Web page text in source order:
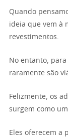
Quando
ideia que vem à
revestimentos.
No entanto,
raramente são
Felizmente, os
surgem como
Eles oferecem a